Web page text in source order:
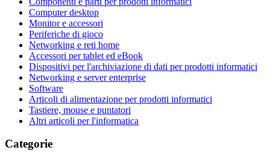
Computer desktop
Monitor e accessori
Periferiche di gioco
Networking e reti home
Accessori per tablet ed eBook
Dispositivi per l'archiviazione di dati per prodotti informatici
Networking e server enterprise
Software
Articoli di alimentazione per prodotti informatici
Tastiere, mouse e puntatori
Altri articoli per l'informatica
Categorie